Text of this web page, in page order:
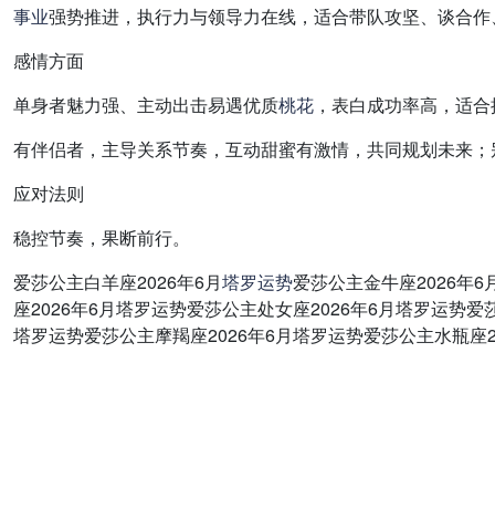
事业强势推进，执行力与领导力在线，适合带队攻坚、谈合
感情方面
单身者魅力强、主动出击易遇优质桃花 ，表白成功率高，适
有伴侣者，主导关系节奏，互动甜蜜有激情，共同规划未来
应对法则
稳控节奏，果断前行。
爱莎公主白羊座2026年6月塔罗运势爱莎公主金牛座2026年6
座2026年6月塔罗运势爱莎公主处女座2026年6月塔罗运势
塔罗运势爱莎公主摩羯座2026年6月塔罗运势爱莎公主水瓶